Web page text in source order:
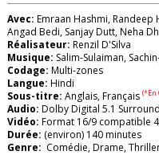
Avec: Emraan Hashmi,
Angad Bedi, Sanjay Dutt, Neha
Réalisateur: Renzil D'Silva
Musique: Salim-Sulaiman,
Codage: Multi-zones
Langue: Hindi
Sous-titre: Anglais, Français (*En
Audio: Dolby Digital 5.1 Surround
Vidéo: Format 16/9 compatible
Durée: (environ) 140 minutes
Genre: Comédie, Drame,